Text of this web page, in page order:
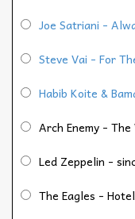
Joe Satriani -
Steve Vai - For
Habib Koite &
Arch Enemy -
Led Zeppelin -
The Eagles -